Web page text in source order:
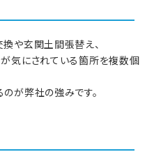
や玄関土間張替え、
気にされている箇所を複数個
が弊社の強みです。